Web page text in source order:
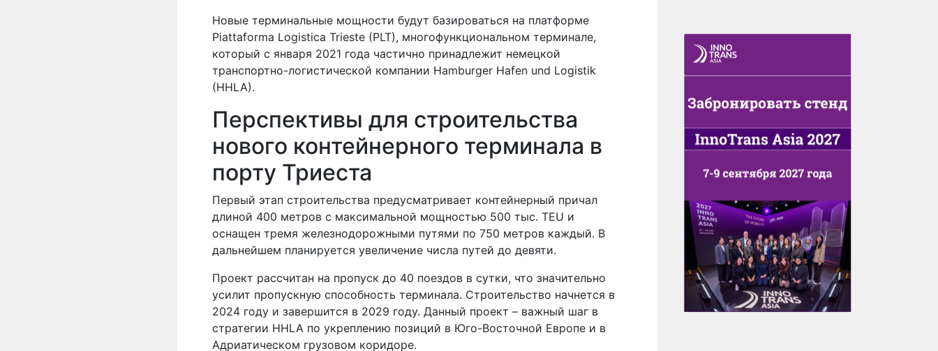
Новые терминальные мощности будут базироваться на платформе
Piattaforma Logistica Trieste (PLT), многофункциональном терминале,
который с января 2021 года частично принадлежит немецкой
транспортно-логистической компании Hamburger Hafen und Logistik
(HHLA).
Перспективы для строительства
нового контейнерного терминала в
порту Триеста
Первый этап строительства предусматривает контейнерный причал
длиной 400 метров с максимальной мощностью 500 тыс. TEU и
оснащен тремя железнодорожными путями по 750 метров каждый. В
дальнейшем планируется увеличение числа путей до девяти.
Проект рассчитан на пропуск до 40 поездов в сутки, что значительно
усилит пропускную способность терминала. Строительство начнется в
2024 году и завершится в 2029 году. Данный проект – важный шаг в
стратегии HHLA по укреплению позиций в Юго-Восточной Европе и в
Адриатическом грузовом коридоре.